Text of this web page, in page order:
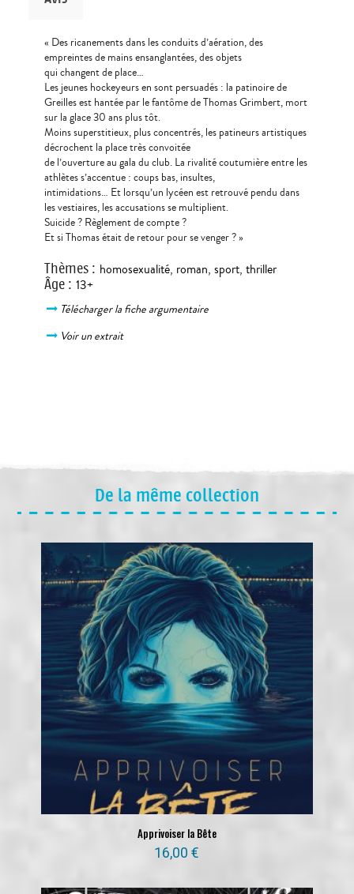
« Des ricanements dans les conduits d’aération, des
empreintes de mains ensanglantées, des objets
qui changent de place…
Les jeunes hockeyeurs en sont persuadés : la patinoire de
Greilles est hantée par le fantôme de Thomas Grimbert, mort
sur la glace 30 ans plus tôt.
Moins superstitieux, plus concentrés, les patineurs artistiques
décrochent la place très convoitée
de l’ouverture au gala du club. La rivalité coutumière entre les
athlètes s’accentue : coups bas, insultes,
intimidations… Et lorsqu’un lycéen est retrouvé pendu dans
les vestiaires, les accusations se multiplient.
Suicide ? Règlement de compte ?
Et si Thomas était de retour pour se venger ? »
Thèmes: homosexualité, roman, sport, thriller
Âge: 13+
Télécharger la fiche argumentaire
Voir un extrait
De la même collection
Apprivoiser la Bête
16,00€